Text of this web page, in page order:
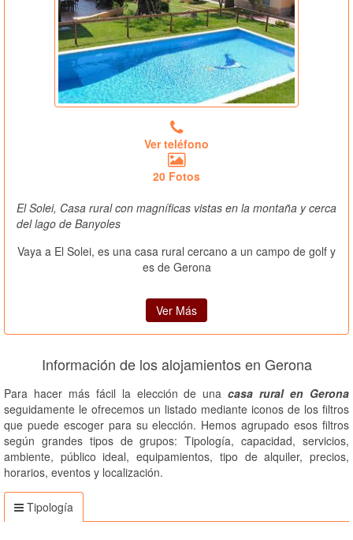
Ver teléfono
20 Fotos
El Solei, Casa rural con magníficas vistas en la montaña y cerca
del lago de Banyoles
Vaya a El Solei, es una casa rural cercano a un campo de golf y
es de Gerona
Ver Más
Información de los alojamientos en Gerona
Para hacer más fácil la elección de unacasa rural en Gerona
seguidamente le ofrecemos un listado mediante iconos de los filtros
que puede escoger para su elección. Hemos agrupado esos filtros
según grandes tipos de grupos: Tipología, capacidad, servicios,
ambiente, público ideal, equipamientos, tipo de alquiler, precios,
horarios, eventos y localización.
Tipología